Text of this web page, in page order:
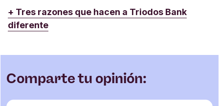
+ Tres razones que hacen a Triodos Bank
diferente
Comparte tu opinión: